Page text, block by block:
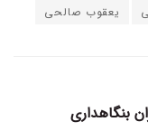
یعقوب صالحی
بنگاهداری